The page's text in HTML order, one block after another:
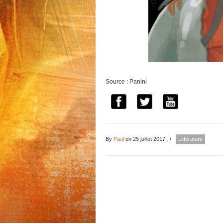
Source : Panini
By Paul on 25 juillet 2017 / Littérature